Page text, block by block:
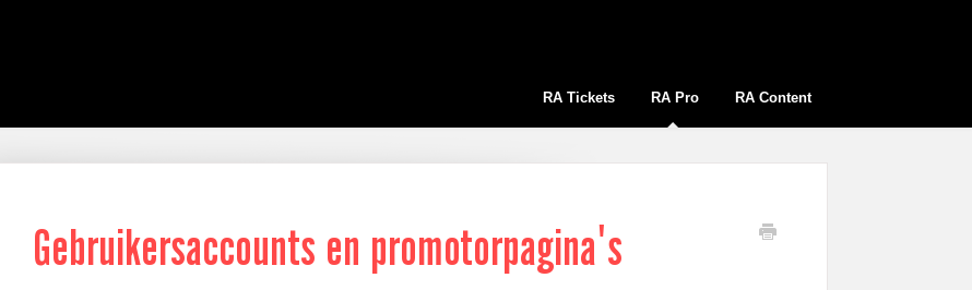
RA Tickets RA Pro RA Content
Gebruikersaccounts en promotorpagina's